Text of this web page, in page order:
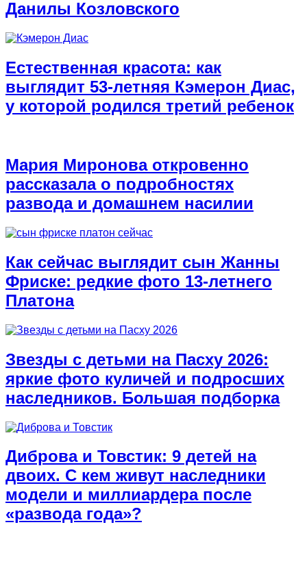
Данилы Козловского
Естественная красота: как
выглядит 53-летняя Кэмерон Диас,
у которой родился третий ребенок
Мария Миронова откровенно
рассказала о подробностях
развода и домашнем насилии
Как сейчас выглядит сын Жанны
Фриске: редкие фото 13-летнего
Платона
Звезды с детьми на Пасху 2026:
яркие фото куличей и подросших
наследников. Большая подборка
Диброва и Товстик: 9 детей на
двоих. С кем живут наследники
модели и миллиардера после
«развода года»?